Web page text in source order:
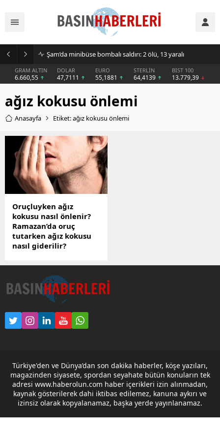
Şam’da minibüse bombalı saldırı: 2 ölü, 13 yaralı
GRAM ALTIN
6.660,55
DOLAR
47,7111
EURO
55,1881
STERLİN
64,4139
BIST 100
13.779,39
ağız kokusu önlemi
Anasayfa Etiket: ağız kokusu önlemi
Oruçluyken ağız
kokusu nasıl önlenir?
Ramazan’da oruç
tutarken ağız kokusu
nasıl giderilir?
aç kalınması, sıvı
tüketilememesi ve gün
boyu diş fırçalanamaması
nedeniyle ağız ve diş
sağlığı olumsuz
etkilenebiliyor. Peki,
Oruçluyken ağız kokusu
Türkiye'den ve Dünya’dan son dakika haberler, köşe yazıları,
magazinden siyasete, spordan seyahate bütün konuların tek
adresi www.haberolun.com haber içerikleri izin alınmadan,
kaynak gösterilerek dahi iktibas edilemez, kanuna aykırı ve
izinsiz olarak kopyalanamaz, başka yerde yayınlanamaz.